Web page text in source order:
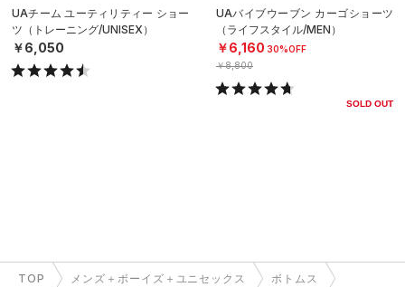
UAチーム ユーティリティー ショー
ツ（トレーニング/UNISEX）
￥6,050
UAバイブウーブン カーゴショーツ
（ライフスタイル/MEN）
￥6,160 30%OFF
￥8,800
SOLD OUT
TOP メンズ＋ボーイズ＋ユニセックス ボトムス